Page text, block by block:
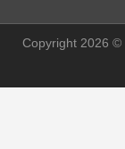
Copyright 2026 ©